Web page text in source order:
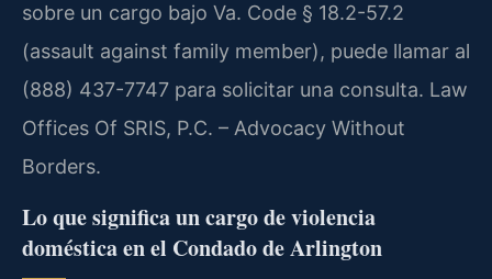
sobre un cargo bajo Va. Code § 18.2-57.2
(assault against family member), puede llamar al
(888) 437-7747 para solicitar una consulta. Law
Offices Of SRIS, P.C. – Advocacy Without
Borders.
Lo que significa un cargo de violencia
doméstica en el Condado de Arlington